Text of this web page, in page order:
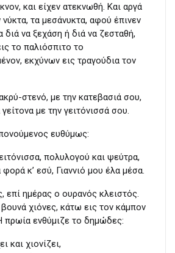
και είχεν ατεκνωθή. Και αργά
τα μεσάνυκτα, αφού έπινεν
διά να ξεχάση ή διά να ζεσταθή,
το παλιόσπιτο το
εκχύνων εις τραγούδια τον
στενό, με την κατεβασιά σου,
με την γειτόνισσά σου.
ευθύμως:
πολυλογού και ψεύτρα,
φορά κ’ εσύ, Γιαννιό μου έλα μέσα.
επί ημέρας ο ουρανός κλειστός.
χιόνες, κάτω εις τον κάμπον
πρωία ενθύμιζε το δημώδες:
και χιονίζει,